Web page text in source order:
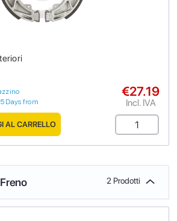
Days from
€27.19
Incl. IVA
AL CARRELLO
2 Prodotti